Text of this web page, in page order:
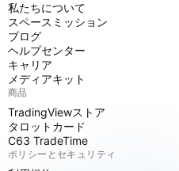
私たちについて
スペースミッション
ブログ
ヘルプセンター
キャリア
メディアキット
商品
TradingViewストア
タロットカード
C63 TradeTime
ポリシーとセキュリティ